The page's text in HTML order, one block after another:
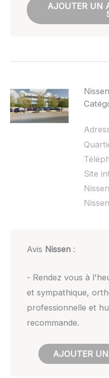
AJOUTER UN
Nissen
Site
Avis Nissen:
- Rendez vous à
et sympathique,
professionnelle et
recommande.
AJOUTER